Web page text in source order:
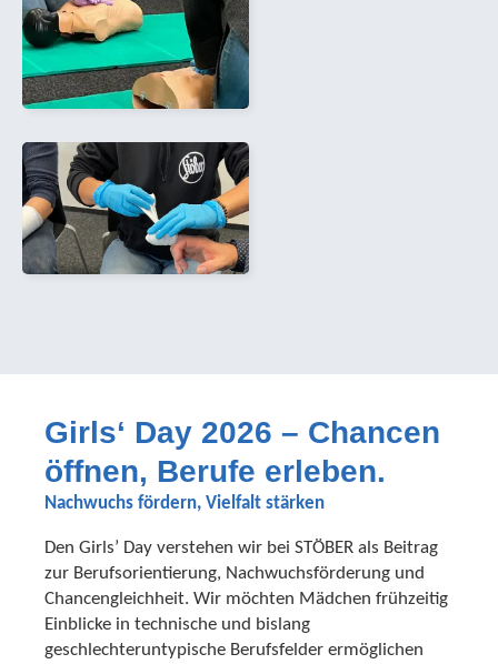
Girls‘ Day 2026 – Chancen
öffnen, Berufe erleben.
Nachwuchs fördern, Vielfalt stärken
Den Girls’ Day verstehen wir bei STÖBER als Beitrag
zur Berufsorientierung, Nachwuchsförderung und
Chancengleichheit. Wir möchten Mädchen frühzeitig
Einblicke in technische und bislang
geschlechteruntypische Berufsfelder ermöglichen